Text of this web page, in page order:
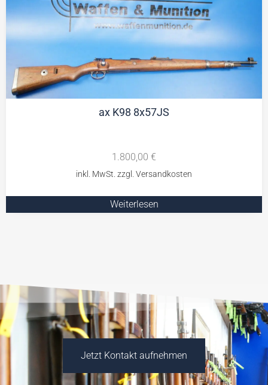
ax K98 8x57JS
1.800,00 €
Weiterlesen
Jetzt Kontakt aufnehmen